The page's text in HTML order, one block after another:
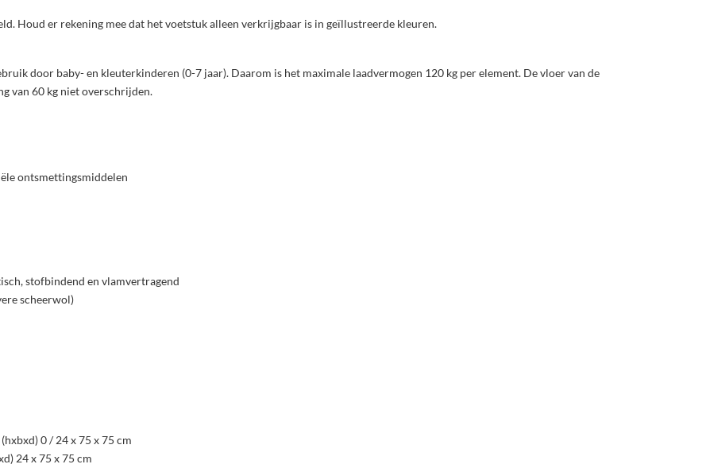
Houd er rekening mee dat het voetstuk alleen verkrijgbaar is in geïllustreerde kleuren.
door baby- en kleuterkinderen (0-7 jaar). Daarom is het maximale laadvermogen 120 kg per element. De vloer van de
van 60 kg niet overschrijden.
ontsmettingsmiddelen
stofbindend en vlamvertragend
scheerwol)
0 / 24 x 75 x 75 cm
24 x 75 x 75 cm